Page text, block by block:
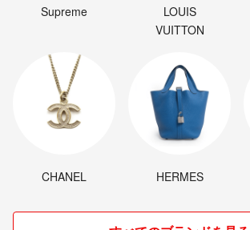
Supreme
LOUIS
VUITTON
CHANEL HERMES